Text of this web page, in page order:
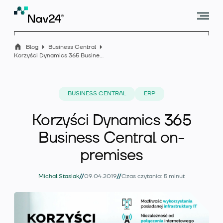
Rozszerzenia
Usługi
Blog
Business Central
Korzyści Dynamics 365 Business Central on-premises
BUSINESS CENTRAL ERP
Korzyści Dynamics 365
Business Central on-
premises
Michał Stasiak//09.04.2019//Czas czytania: 5 minut